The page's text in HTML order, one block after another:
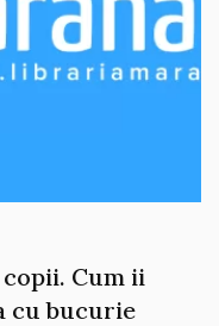
Cum ii
cu bucurie